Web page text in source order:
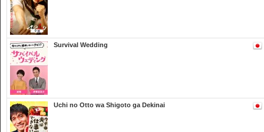
Survival Wedding
Uchi no Otto wa Shigoto ga Dekinai